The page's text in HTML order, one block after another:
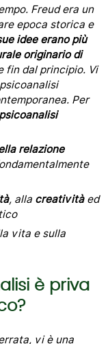
Freud era un
epoca storica e
idee erano più
originario di
fin dal principio. Vi
Per
psicoanalisi
relazione
, alla creativitàed
vita e sulla
è priva
vi è una